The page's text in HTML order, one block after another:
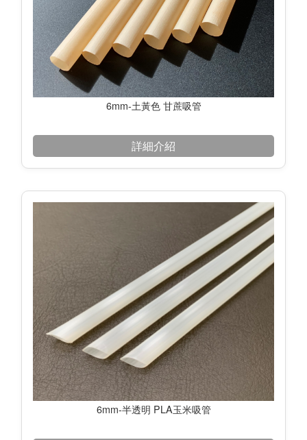
6mm-土黃色 甘蔗吸管
詳細介紹
6mm-半透明 PLA玉米吸管